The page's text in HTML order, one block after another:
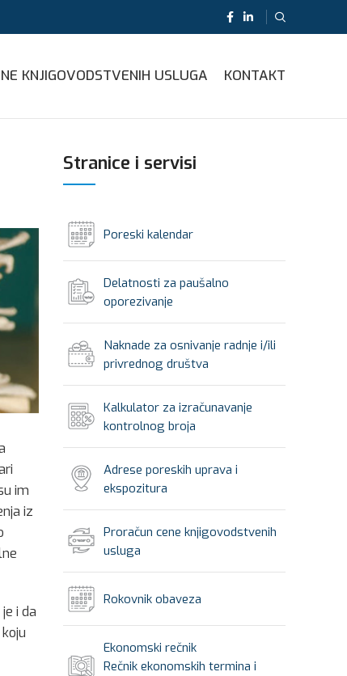
KNJIGOVODSTVENIH USLUGA KONTAKT
im
iz
i da
Stranice i servisi
Poreski kalendar
Delatnosti za paušalno
oporezivanje
Naknade za osnivanje radnje i/ili
privrednog društva
Kalkulator za izračunavanje
kontrolnog broja
Adrese poreskih uprava i
ekspozitura
Proračun cene knjigovodstvenih
usluga
Rokovnik obaveza
Ekonomski rečnik
Rečnik ekonomskih termina i